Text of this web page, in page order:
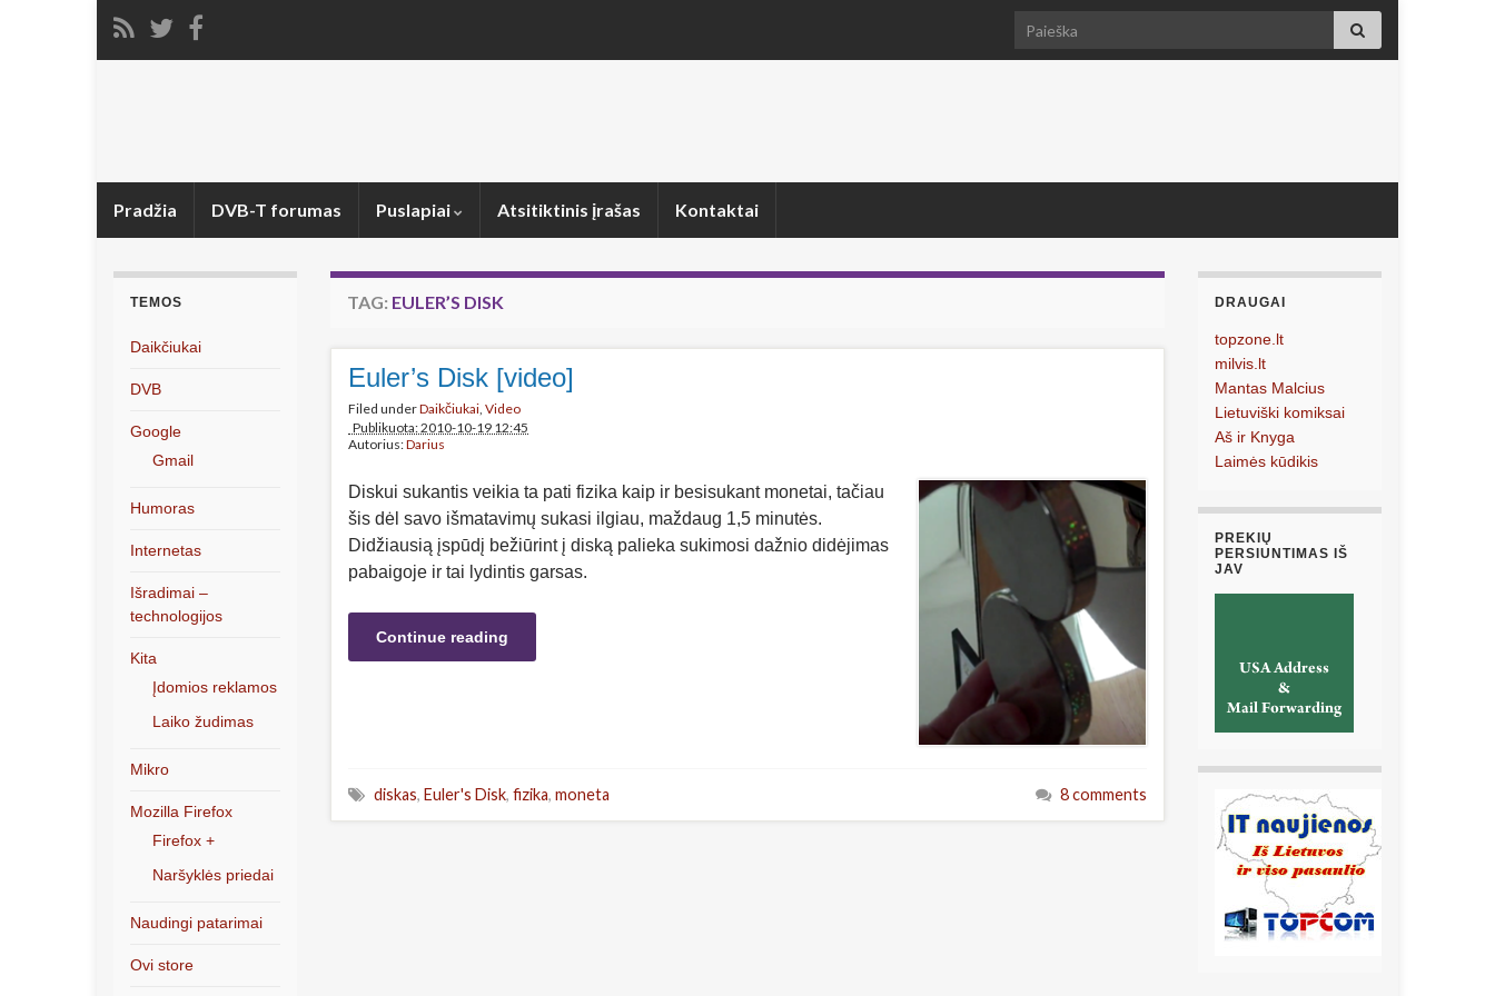
Search for:
Pradžia DVB-T forumas Puslapiai Atsitiktinis įrašas Kontaktai
TAG: EULER’S DISK
Euler’s Disk [video]
Filed underDaikčiukai, Video
Publikuota: 2010-10-19 12:45
Autorius:Darius
Diskui sukantis veikia ta pati fizika kaip ir besisukant monetai, tačiau
šis dėl savo išmatavimų sukasi ilgiau, maždaug 1,5 minutės.
Didžiausią įspūdį bežiūrint į diską palieka sukimosi dažnio didėjimas
pabaigoje ir tai lydintis garsas.
Continue reading
diskas, Euler's Disk, fizika, moneta 8 comments
TEMOS
Daikčiukai
DVB
Google
Gmail
Humoras
Internetas
Išradimai –
technologijos
Kita
Įdomios reklamos
Laiko žudimas
Mikro
Mozilla Firefox
Firefox +
Naršyklės priedai
Naudingi patarimai
Ovi store
DRAUGAI
topzone.lt
milvis.lt
Mantas Malcius
Lietuviški komiksai
Aš ir Knyga
Laimės kūdikis
PREKIŲ
PERSIUNTIMAS IŠ
JAV